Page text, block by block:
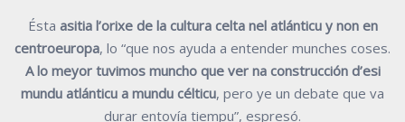
Ésta asitia l’orixe de la cultura celta nel atlánticu y non en
centroeuropa, lo “que nos ayuda a entender munches coses.
A lo meyor tuvimos muncho que ver na construcción d’esi
mundu atlánticu a mundu célticu, pero ye un debate que va
durar entovía tiempu”, espresó.